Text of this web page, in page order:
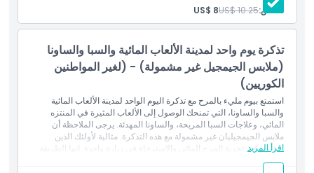
غير مناسب لـ
ساعات العمل
ما يجب معرفته
الموقع
المتضمنات
الدخول إلى المعالم
تذكرة الجيمجيلبانغ & الساونا لمدة 12 ساعة
ملابس الجيمجيلبانغ
منشفتان
معلومات يجب معرفتها
لا يسمح بإعادة الدخول بعد مغادرتك للمكان
الرضع دون 36 شهرًا يمكنهم الدخول مجانًا حتى 2 لكل مجموعة، مع
تقديم إثبات العمر (جواز السفر، إلخ.)
الأطفال الذين تبلغ أعمارهم 5 سنوات أو أكثر أو الذين يزيد طولهم عن
100 سم لا يمكنهم استخدام الاستحمام المختلط ويجب دخول مرفق
الاستحمام المخصص لكل جنس
شخص:US$ 10.25
US$ 8
تذكرة يوم واحد لمدينة الألعاب المائية والسبا والساونا
(ملابس الجيمجيل غير مشمولة) - (لغير المواطنين
الكوريين)
استمتع بيوم مليء بالمرح مع تذكرة اليوم الواحد لمدينة الألعاب المائية
والسبا والساونا، التي تمنحك الوصول إلى الألعاب المثيرة في المنتزه
المائي، وعلاجات السبا المريحة، والساونا المهدئة. يرجى الملاحظة أن
ملابس الجيمجيلبان غير مشمولة مع هذه التذكرة. مثالية لأولئك الذين
يرغبون في تجربة المرح المائي والاسترخاء في زيارة واحدة. إنها الطريقة
المثلى للاستمتاع بيوم كامل من الترفيه والعافية!
اقرأ المزيد